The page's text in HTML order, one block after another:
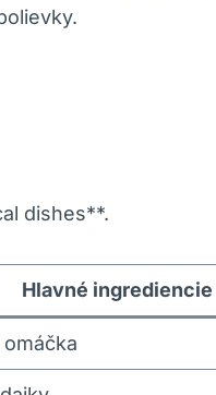
dishes**.
Hlavné ingrediencie